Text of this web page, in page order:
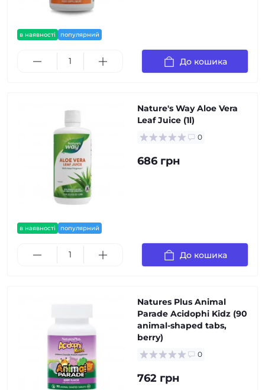
в наявності популярний
До кошика
в наявності популярний
Nature's Way Aloe Vera
Leaf Juice (1l)
0
686 грн
До кошика
Natures Plus Animal
Parade Acidophi Kidz (90
animal-shaped tabs,
berry)
0
762 грн